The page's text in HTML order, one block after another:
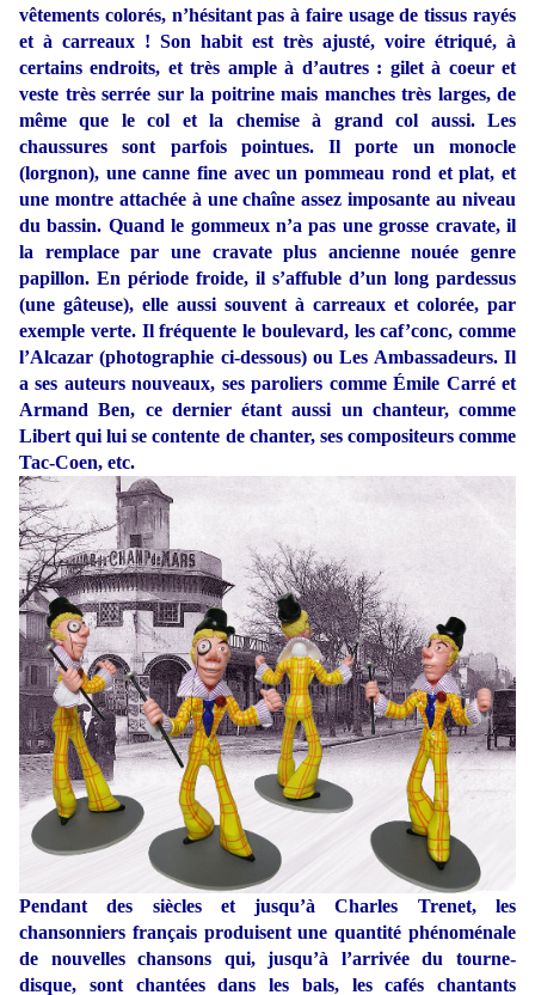
vêtements colorés, n’hésitant pas à faire usage de tissus rayés
et à carreaux ! Son habit est très ajusté, voire étriqué, à
certains endroits, et très ample à d’autres : gilet à coeur et
veste très serrée sur la poitrine mais manches très larges, de
même que le col et la chemise à grand col aussi. Les
chaussures sont parfois pointues. Il porte un monocle
(lorgnon), une canne fine avec un pommeau rond et plat, et
une montre attachée à une chaîne assez imposante au niveau
du bassin. Quand le gommeux n’a pas une grosse cravate, il
la remplace par une cravate plus ancienne nouée genre
papillon. En période froide, il s’affuble d’un long pardessus
(une gâteuse), elle aussi souvent à carreaux et colorée, par
exemple verte. Il fréquente le boulevard, les caf’conc, comme
l’Alcazar (photographie ci-dessous) ou Les Ambassadeurs. Il
a ses auteurs nouveaux, ses paroliers comme Émile Carré et
Armand Ben, ce dernier étant aussi un chanteur, comme
Libert qui lui se contente de chanter, ses compositeurs comme
Tac-Coen, etc.
Pendant des siècles et jusqu’à Charles Trenet, les
chansonniers français produisent une quantité phénoménale
de nouvelles chansons qui, jusqu’à l’arrivée du tourne-
disque, sont chantées dans les bals, les cafés chantants